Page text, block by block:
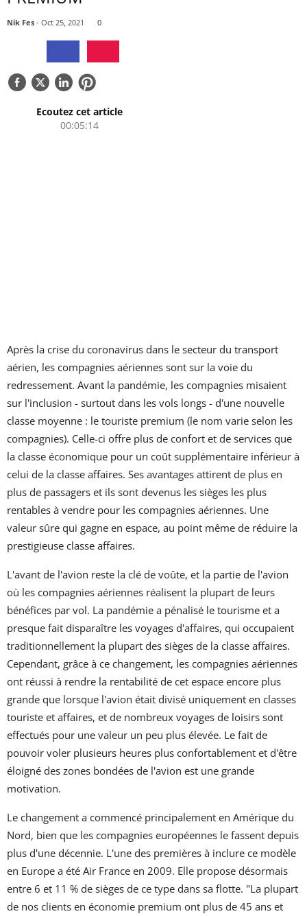
QUI SOMMES-NOUS
Nik Fes - Oct 25, 2021 0
Ecoutez cet article
00:05:14
Après la crise du coronavirus dans le secteur du transport
aérien, les compagnies aériennes sont sur la voie du
redressement. Avant la pandémie, les compagnies misaient
sur l'inclusion - surtout dans les vols longs - d'une nouvelle
classe moyenne : le touriste premium (le nom varie selon les
compagnies). Celle-ci offre plus de confort et de services que
la classe économique pour un coût supplémentaire inférieur à
celui de la classe affaires. Ses avantages attirent de plus en
plus de passagers et ils sont devenus les sièges les plus
rentables à vendre pour les compagnies aériennes. Une
valeur sûre qui gagne en espace, au point même de réduire la
prestigieuse classe affaires.
L'avant de l'avion reste la clé de voûte, et la partie de l'avion
où les compagnies aériennes réalisent la plupart de leurs
bénéfices par vol. La pandémie a pénalisé le tourisme et a
presque fait disparaître les voyages d'affaires, qui occupaient
traditionnellement la plupart des sièges de la classe affaires.
Cependant, grâce à ce changement, les compagnies aériennes
ont réussi à rendre la rentabilité de cet espace encore plus
grande que lorsque l'avion était divisé uniquement en classes
touriste et affaires, et de nombreux voyages de loisirs sont
effectués pour une valeur un peu plus élevée. Le fait de
pouvoir voler plusieurs heures plus confortablement et d'être
éloigné des zones bondées de l'avion est une grande
motivation.
Le changement a commencé principalement en Amérique du
Nord, bien que les compagnies européennes le fassent depuis
plus d'une décennie. L'une des premières à inclure ce modèle
en Europe a été Air France en 2009. Elle propose désormais
entre 6 et 11 % de sièges de ce type dans sa flotte. "La plupart
de nos clients en économie premium ont plus de 45 ans et